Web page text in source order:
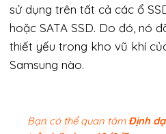
sử dụng trên tất cả các ổ
hoặc SATA SSD. Do đó, nó
thiết yếu trong kho vũ khí
Samsung nào.
Bạn có thể quan tâm Định